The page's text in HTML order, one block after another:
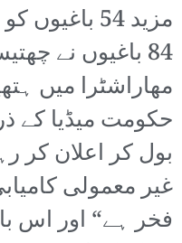
مزید 54
84 باغیوں نے
مھاراشٹرا میں
حکومت میڈیا کے
بول کر اعلان
غیر معمولی
فخر ہے“ اور اس